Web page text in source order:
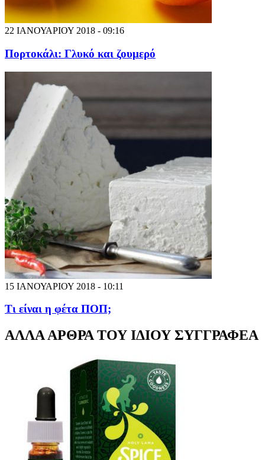
22 ΙΑΝΟΥΑΡΙΟΥ 2018 - 09:16
Πορτοκάλι: Γλυκό και ζουμερό
15 ΙΑΝΟΥΑΡΙΟΥ 2018 - 10:11
Τι είναι η φέτα ΠΟΠ;
ΑΛΛΑ ΑΡΘΡΑ ΤΟΥ ΙΔΙΟΥ ΣΥΓΓΡΑΦΕΑ